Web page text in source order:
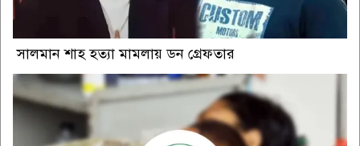
সালমান শাহ হত্যা মামলায় ডন গ্রেফতার